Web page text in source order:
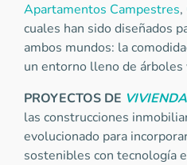
Apartamentos Campestres,
cuales han sido diseñados
ambos mundos: la
un entorno lleno de árboles
PROYECTOS DE
las construcciones
evolucionado para
sostenibles con tecnología